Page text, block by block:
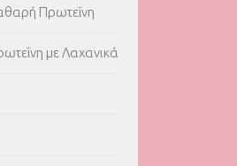
Πρωτεΐνη
με Λαχανικά